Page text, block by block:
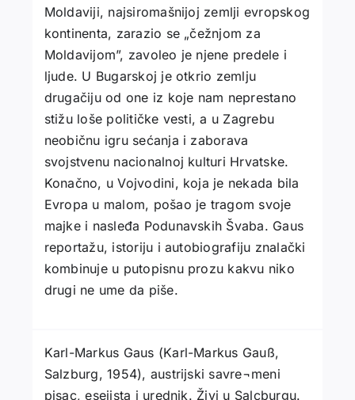
Moldaviji, najsiromašnijoj zemlji evropskog
kontinenta, zarazio se „čežnjom za
Moldavijom”, zavoleo je njene predele i
ljude. U Bugarskoj je otkrio zemlju
drugačiju od one iz koje nam neprestano
stižu loše političke vesti, a u Zagrebu
neobičnu igru sećanja i zaborava
svojstvenu nacionalnoj kulturi Hrvatske.
Konačno, u Vojvodini, koja je nеkada bila
Evropa u malom, pošao je tragom svoje
majke i nasleđa Podunavskih Švaba. Gaus
reportažu, istoriju i autobiografiju znalački
kombinuje u putopisnu prozu kakvu niko
drugi ne ume da piše.
Karl-Markus Gaus (Karl-Markus Gauß,
Salzburg, 1954), austrijski savre¬meni
pisac, esejista i urednik. Živi u Salcburgu.